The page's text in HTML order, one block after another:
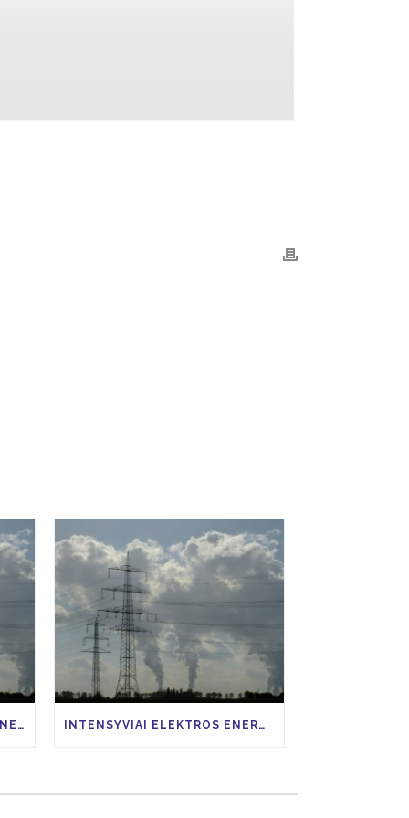
VIAP LENGVATA ELEKTROS ENERGIJAI IMLIAI PRAMONEI INTENSYVIAI ELEKTROS ENERGIJĄ NAUDOJANČIŲ PRAMONĖS ŠAKŲ ĮMONĖS, GALĖTŲ SUSIGRĄŽINTI 85 PROCENTUS VIAP KAINOS